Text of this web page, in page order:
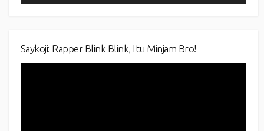
Saykoji: Rapper Blink Blink, Itu Minjam Bro!